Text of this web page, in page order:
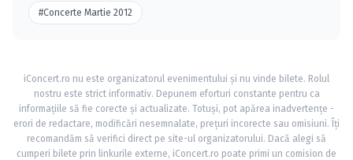
#Concerte Martie 2012
iConcert.ro nu este organizatorul evenimentului și nu vinde bilete. Rolul
nostru este strict informativ. Depunem eforturi constante pentru ca
informațiile să fie corecte și actualizate. Totuși, pot apărea inadvertențe -
erori de redactare, modificări nesemnalate, prețuri incorecte sau omisiuni. Îți
recomandăm să verifici direct pe site-ul organizatorului. Dacă alegi să
cumperi bilete prin linkurile externe, iConcert.ro poate primi un comision de